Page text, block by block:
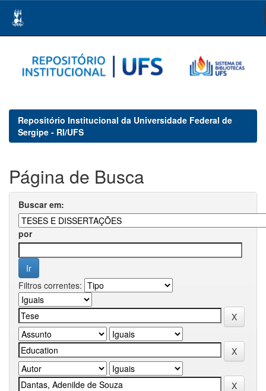
navigation
Repositório Institucional da Universidade Federal de
Sergipe - RI/UFS
Página de Busca
Buscar em:
por
Filtros correntes: